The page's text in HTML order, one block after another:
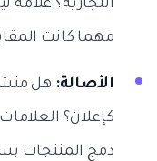
التجارية؟
مهما كانت
الأصالة: هل
كإعلان؟
دمج المنتجات